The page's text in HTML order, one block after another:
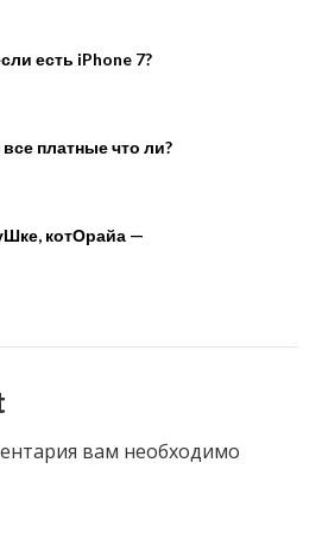
есть iPhone 7?
платные что ли?
котОрайа —
вам необходимо